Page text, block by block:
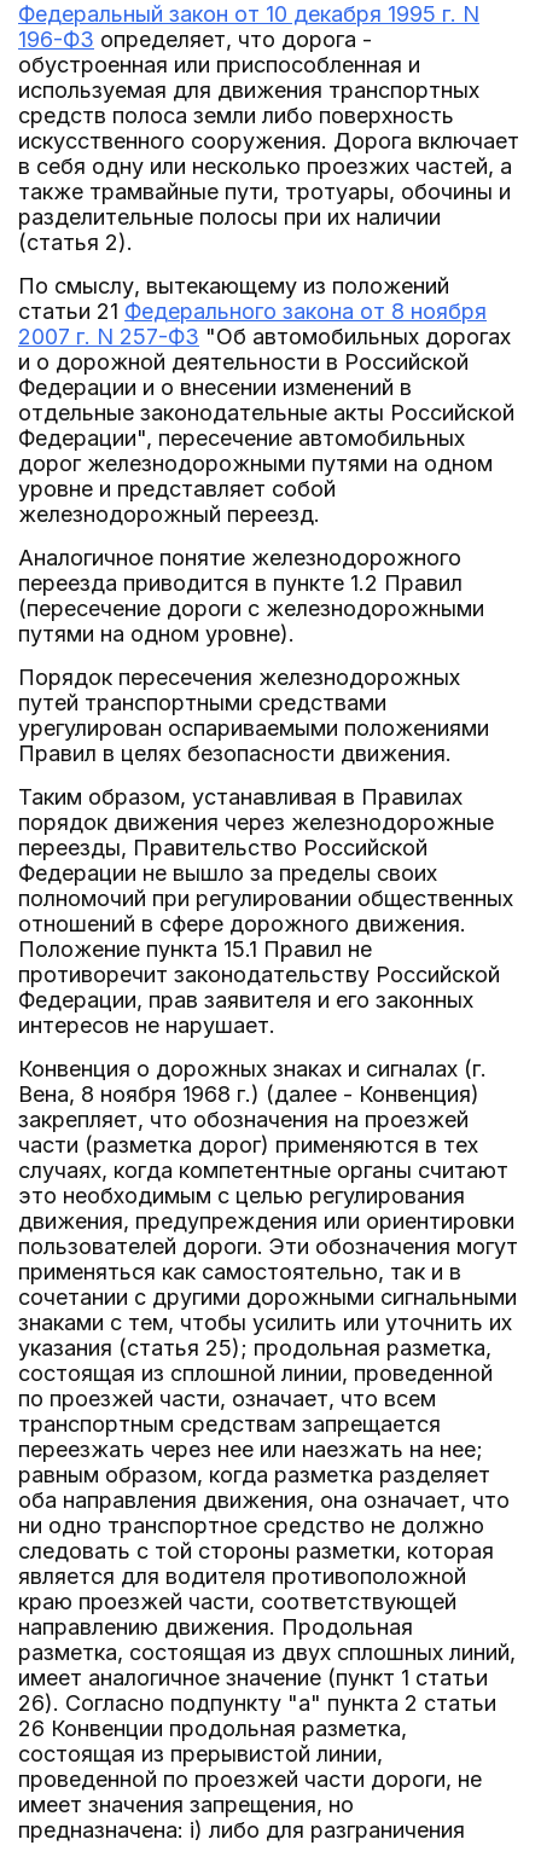
Федеральный закон от 10 декабря 1995 г. N
196-ФЗ определяет, что дорога -
обустроенная или приспособленная и
используемая для движения транспортных
средств полоса земли либо поверхность
искусственного сооружения. Дорога включает
в себя одну или несколько проезжих частей, а
также трамвайные пути, тротуары, обочины и
разделительные полосы при их наличии
(статья 2).
По смыслу, вытекающему из положений
статьи 21 Федерального закона от 8 ноября
2007 г. N 257-ФЗ "Об автомобильных дорогах
и о дорожной деятельности в Российской
Федерации и о внесении изменений в
отдельные законодательные акты Российской
Федерации", пересечение автомобильных
дорог железнодорожными путями на одном
уровне и представляет собой
железнодорожный переезд.
Аналогичное понятие железнодорожного
переезда приводится в пункте 1.2 Правил
(пересечение дороги с железнодорожными
путями на одном уровне).
Порядок пересечения железнодорожных
путей транспортными средствами
урегулирован оспариваемыми положениями
Правил в целях безопасности движения.
Таким образом, устанавливая в Правилах
порядок движения через железнодорожные
переезды, Правительство Российской
Федерации не вышло за пределы своих
полномочий при регулировании общественных
отношений в сфере дорожного движения.
Положение пункта 15.1 Правил не
противоречит законодательству Российской
Федерации, прав заявителя и его законных
интересов не нарушает.
Конвенция о дорожных знаках и сигналах (г.
Вена, 8 ноября 1968 г.) (далее - Конвенция)
закрепляет, что обозначения на проезжей
части (разметка дорог) применяются в тех
случаях, когда компетентные органы считают
это необходимым с целью регулирования
движения, предупреждения или ориентировки
пользователей дороги. Эти обозначения могут
применяться как самостоятельно, так и в
сочетании с другими дорожными сигнальными
знаками с тем, чтобы усилить или уточнить их
указания (статья 25); продольная разметка,
состоящая из сплошной линии, проведенной
по проезжей части, означает, что всем
транспортным средствам запрещается
переезжать через нее или наезжать на нее;
равным образом, когда разметка разделяет
оба направления движения, она означает, что
ни одно транспортное средство не должно
следовать с той стороны разметки, которая
является для водителя противоположной
краю проезжей части, соответствующей
направлению движения. Продольная
разметка, состоящая из двух сплошных линий,
имеет аналогичное значение (пункт 1 статьи
26). Согласно подпункту "а" пункта 2 статьи
26 Конвенции продольная разметка,
состоящая из прерывистой линии,
проведенной по проезжей части дороги, не
имеет значения запрещения, но
предназначена: i) либо для разграничения